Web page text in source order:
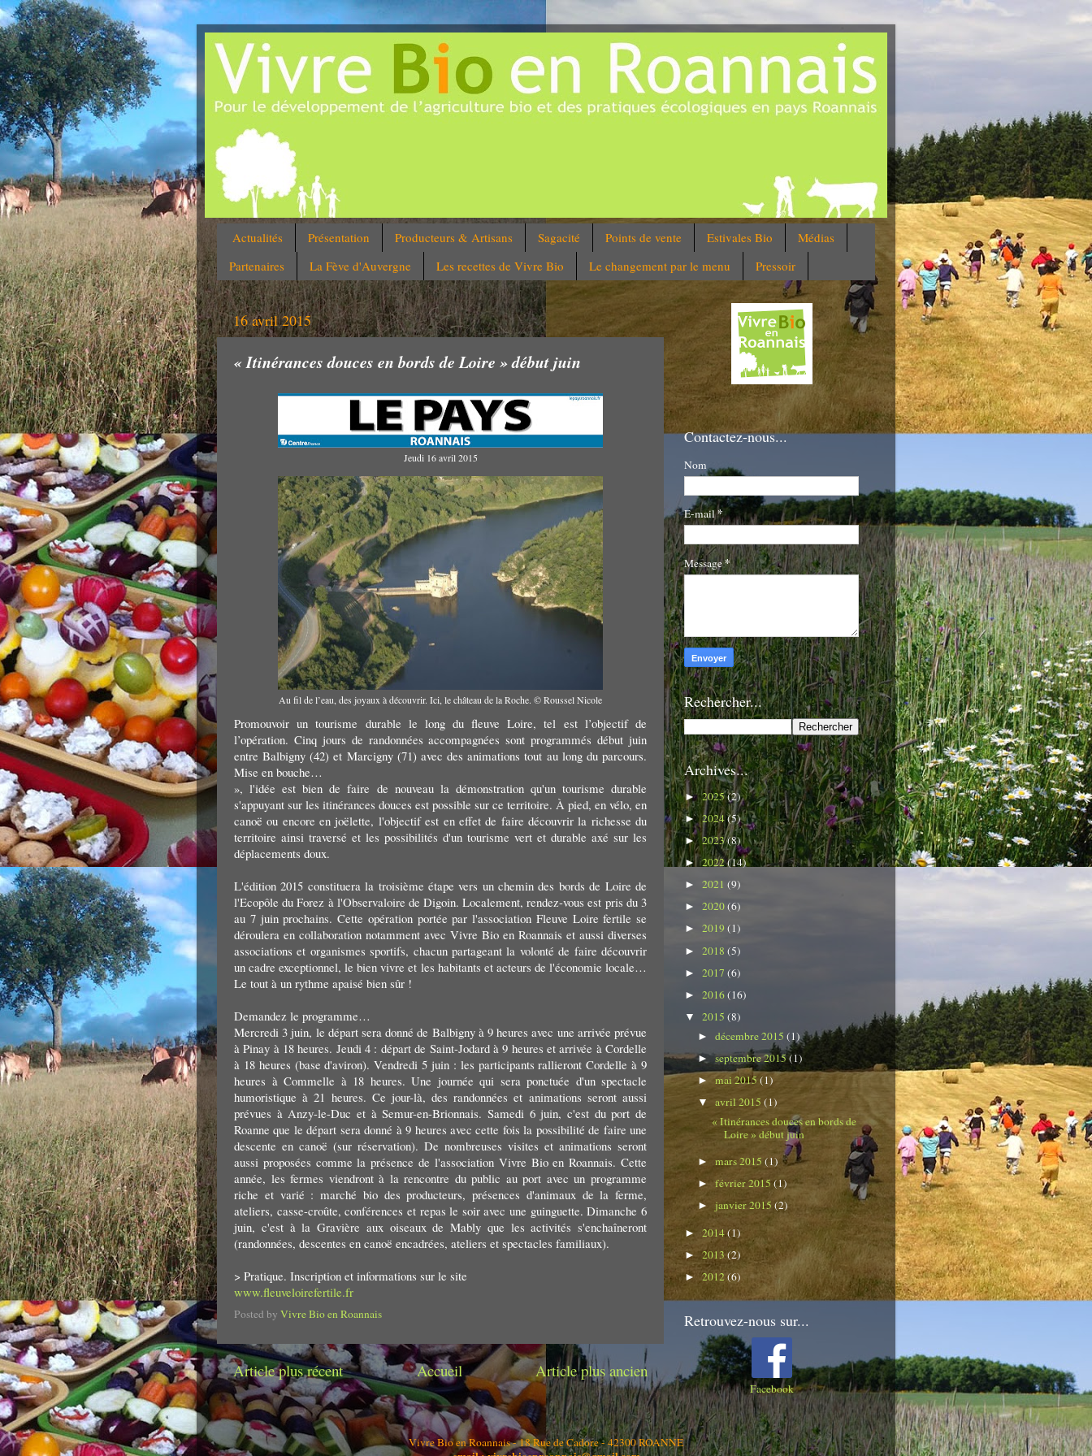
Actualités Présentation Producteurs & Artisans Sagacité Points de vente Estivales Bio
Médias
Partenaires
La Fève d'Auvergne Les recettes de Vivre Bio Le changement par le menu Pressoir
16 avril 2015
« Itinérances douces en bords de Loire » début juin
Jeudi 16 avril 2015
Au fil de l’eau, des joyaux à découvrir. Ici, le château de la Roche. © Roussel Nicole
Promouvoir un tourisme durable le long du fleuve Loire, tel est l’objectif de
l’opération. Cinq jours de randonnées accompagnées sont programmés début juin
entre Balbigny (42) et Marcigny (71) avec des animations tout au long du parcours.
Mise en bouche…
», l'idée est bien de faire de nouveau la démonstration qu'un tourisme durable
s'appuyant sur les itinérances douces est possible sur ce territoire. À pied, en vélo, en
canoë ou encore en joëlette, l'objectif est en effet de faire découvrir la richesse du
territoire ainsi traversé et les possibilités d'un tourisme vert et durable axé sur les
déplacements doux.
L'édition 2015 constituera la troisième étape vers un chemin des bords de Loire de
l'Ecopôle du Forez à l'Observaloire de Digoin. Localement, rendez-vous est pris du 3
au 7 juin prochains. Cette opération portée par l'association Fleuve Loire fertile se
déroulera en collaboration notamment avec Vivre Bio en Roannais et aussi diverses
associations et organismes sportifs, chacun partageant la volonté de faire découvrir
un cadre exceptionnel, le bien vivre et les habitants et acteurs de l'économie locale…
Le tout à un rythme apaisé bien sûr !
Demandez le programme…
Mercredi 3 juin, le départ sera donné de Balbigny à 9 heures avec une arrivée prévue
à Pinay à 18 heures. Jeudi 4 : départ de Saint-Jodard à 9 heures et arrivée à Cordelle
à 18 heures (base d'aviron). Vendredi 5 juin : les participants rallieront Cordelle à 9
heures à Commelle à 18 heures. Une journée qui sera ponctuée d'un spectacle
humoristique à 21 heures. Ce jour-là, des randonnées et animations seront aussi
prévues à Anzy-le-Duc et à Semur-en-Brionnais. Samedi 6 juin, c'est du port de
Roanne que le départ sera donné à 9 heures avec cette fois la possibilité de faire une
descente en canoë (sur réservation). De nombreuses visites et animations seront
aussi proposées comme la présence de l'association Vivre Bio en Roannais. Cette
année, les fermes viendront à la rencontre du public au port avec un programme
riche et varié : marché bio des producteurs, présences d'animaux de la ferme,
ateliers, casse-croûte, conférences et repas le soir avec une guinguette. Dimanche 6
juin, c'est à la Gravière aux oiseaux de Mably que les activités s'enchaîneront
(randonnées, descentes en canoë encadrées, ateliers et spectacles familiaux).
> Pratique. Inscription et informations sur le site
www.fleuveloirefertile.fr
Posted by Vivre Bio en Roannais
Article plus récent Article plus ancien
Accueil
Contactez-nous...
Nom
E-mail*
Message*
Rechercher...
Archives...
►2025(2)
► 2024(5)
► 2023(8)
►2022(14)
► 2021 (9)
► 2020(6)
► 2019 (1)
► 2018 (5)
► 2017 (6)
► 2016(16)
▼ 2015 (8)
►décembre 2015(1)
►septembre 2015(1)
►mai 2015(1)
▼avril 2015(1)
« Itinérances douces en bords de
Loire » début juin
►mars 2015(1)
►février 2015(1)
►janvier 2015(2)
► 2014(1)
► 2013(2)
►2012(6)
Retrouvez-nous sur...
Facebook
Vivre Bio en Roannais - 18 Rue de Cadore - 42300 ROANNE